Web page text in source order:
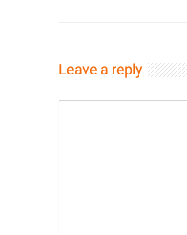
Leave a reply